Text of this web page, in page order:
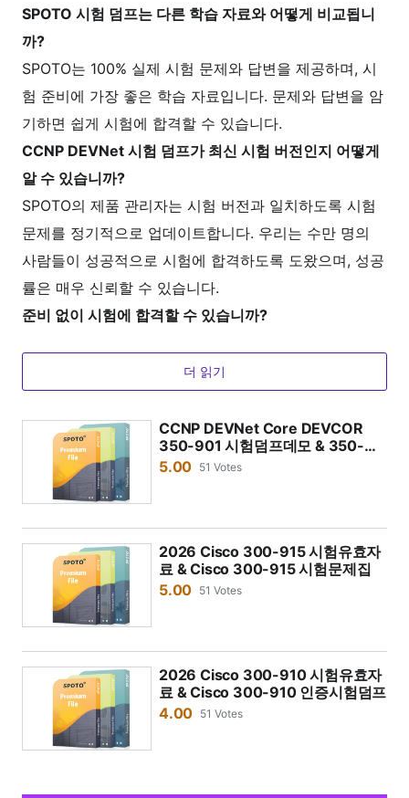
SPOTO 시험 덤프는 다른 학습 자료와 어떻게 비교됩니
까?
SPOTO는 100% 실제 시험 문제와 답변을 제공하며, 시
험 준비에 가장 좋은 학습 자료입니다. 문제와 답변을 암
기하면 쉽게 시험에 합격할 수 있습니다.
CCNP DEVNet 시험 덤프가 최신 시험 버전인지 어떻게
알 수 있습니까?
SPOTO의 제품 관리자는 시험 버전과 일치하도록 시험
문제를 정기적으로 업데이트합니다. 우리는 수만 명의
사람들이 성공적으로 시험에 합격하도록 도왔으며, 성공
률은 매우 신뢰할 수 있습니다.
준비 없이 시험에 합격할 수 있습니까?
공하며, 2주 이내에 시험 문제를 연습하고 암기해야 합
SPOTO 시험 덤프는 다른 학습 자료와 결합하여 더 나은
준비를 할 수 있습니까?
SPOTO 시험 덤프는 교육 과정의 최고의 보충 자료입니
다. 교육 과정을 마친 후 시험 문제를 연습함으로써 시험
준비를 향상시킬 수 있습니다. SPOTO 덤프의 모든 시험
문제는 실제 문제이며 최신 상태입니다.
CCNP DEVNet 시험 덤프는 구매 후 얼마나 오랫동안 연
습할 수 있습니까?
안 충분히 시험 문제를 온라인으로 연습할 수 있습니다.
연습 시간이 더 필요하면 강사와 소통해야 합니다.
더 읽기
CCNP DEVNet Core DEVCOR
350-901 시험덤프데모 & 350-
901 시험문제 2026
5.00 51 Votes
2026 Cisco 300-915 시험유효자
료 & Cisco 300-915 시험문제집
5.00 51 Votes
2026 Cisco 300-910 시험유효자
료 & Cisco 300-910 인증시험덤프
4.00 51 Votes